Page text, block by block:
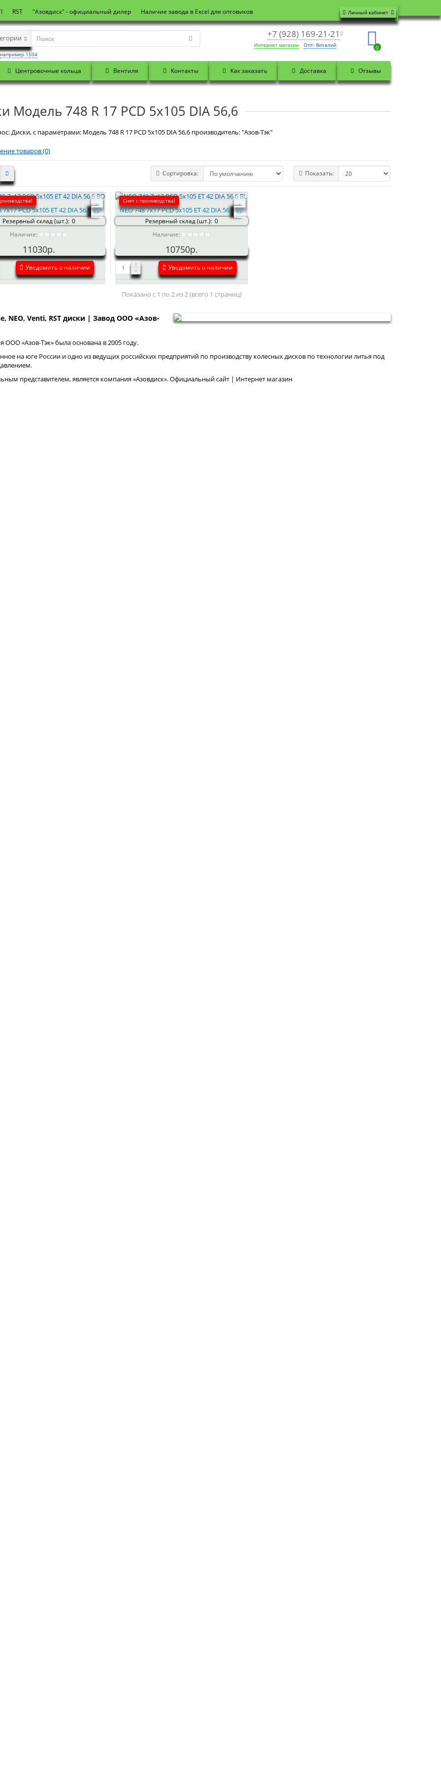
Личный кабинет
RST "Азовдиск" - официальный дилер Наличие завода в Excel для оптовиков
+7 (928) 169-21-21
Интернет магазин Опт: Виталий 0
например 1504
Центровочные кольца Вентиля Контакты Как заказать Доставка Отзывы
Модель 748 R 17 PCD 5x105 DIA 56,6
Диски, с параметрами: Модель 748 R 17 PCD 5x105 DIA 56,6 производитель: "Азов-Тэк"
товаров (0)
Сортировка: Показать:
7x17 PCD 5x105 ET 42 DIA 56.6 BD
Резервный склад (шт.): 0
Наличие:
11030р.
Уведомить о наличии
Снят с производства!
NEO 748 7x17 PCD 5x105 ET 42 DIA 56.6 BL
Резервный склад (шт.): 0
Наличие:
10750р.
Уведомить о наличии
Показано с 1 по 2 из 2 (всего 1 страниц)
NEO, Venti, RST диски | Завод ООО «Азов-
ООО «Азов-Тэк» была основана в 2005 году.
на юге России и одно из ведущих российских предприятий по производству колесных дисков по технологии литья под
представителем, является компания «Азовдиск». Официальный сайт | Интернет магазин